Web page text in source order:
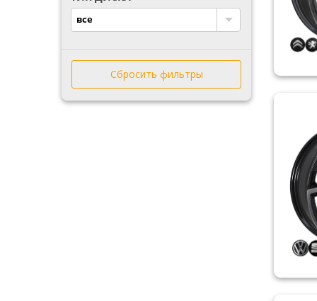
ZN
КРЕМЕНЧУГ
все
Сбросить фильтры